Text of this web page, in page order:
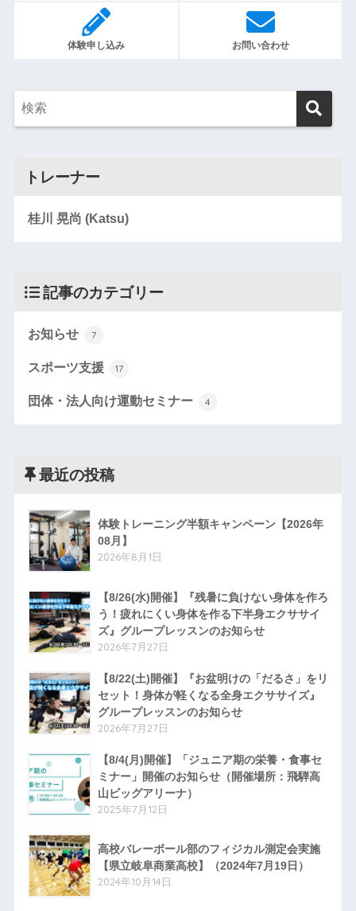
体験申し込み お問い合わせ
トレーナー
桂川 晃尚 (Katsu)
記事のカテゴリー
お知らせ 7
スポーツ支援 17
団体・法人向け運動セミナー 4
最近の投稿
体験トレーニング半額キャンペーン【2026年
08月】
2026年8月1日
【8/26(水)開催】『残暑に負けない身体を作ろ
う！疲れにくい身体を作る下半身エクササイ
ズ』グループレッスンのお知らせ
2026年7月27日
【8/22(土)開催】『お盆明けの「だるさ」をリ
セット！身体が軽くなる全身エクササイズ』
グループレッスンのお知らせ
2026年7月27日
【8/4(月)開催】「ジュニア期の栄養・食事セ
ミナー」開催のお知らせ（開催場所：飛騨高
山ビッグアリーナ）
2025年7月12日
高校バレーボール部のフィジカル測定会実施
【県立岐阜商業高校】（2024年7月19日）
2024年10月14日